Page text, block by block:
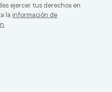
ejercer tus derechos en
la información de
.